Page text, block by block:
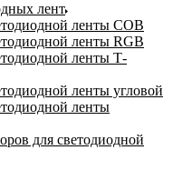
лент
ленты COB
ленты RGB
ленты Т-
ленты угловой
ленты
для светодиодной